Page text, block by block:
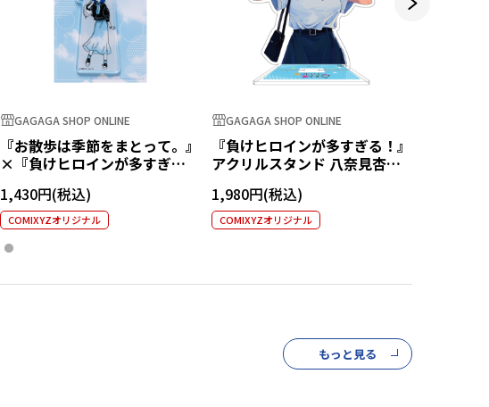
GAGAGA SHOP ONLINE
『お散歩は季節をまとって。』
×『負けヒロインが多すぎ
1,430円
COMIXYZオリジナル
GAGAGA SHOP ONLINE
『負けヒロインが多すぎる！』
アクリルスタンド 八奈見杏菜
1,980円
COMIXYZオリジナル
もっと見る